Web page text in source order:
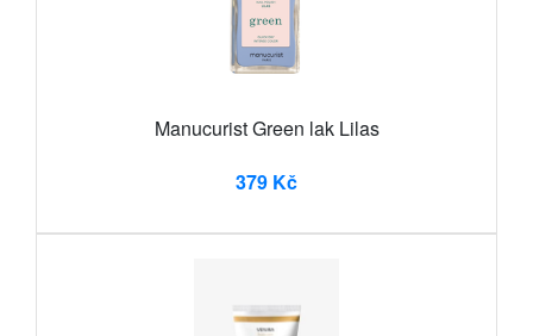
Manucurist Green lak Lilas
379 Kč